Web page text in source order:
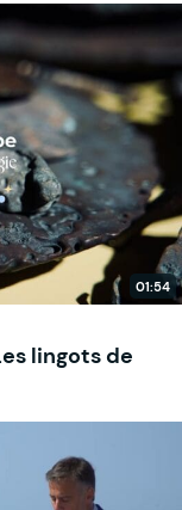
01:54
lingots de